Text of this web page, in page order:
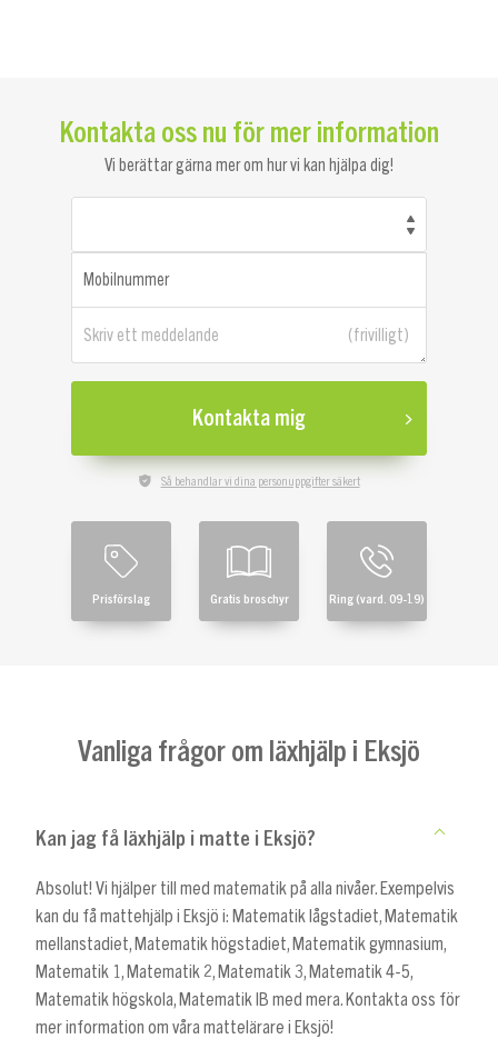
Kontakta oss nu för mer information
Vi berättar gärna mer om hur vi kan hjälpa dig!
Mobilnummer
Skriv ett meddelande
Kontakta mig
Så behandlar vi dina personuppgifter säkert
Prisförslag Gratis broschyr Ring (vard. 09-19)
Vanliga frågor om läxhjälp i Eksjö
Kan jag få läxhjälp i matte i Eksjö?
Absolut! Vi hjälper till med matematik på alla nivåer. Exempelvis
kan du få mattehjälp i Eksjö i: Matematik lågstadiet, Matematik
mellanstadiet, Matematik högstadiet, Matematik gymnasium,
Matematik 1, Matematik 2, Matematik 3, Matematik 4-5,
Matematik högskola, Matematik IB med mera. Kontakta oss för
mer information om våra mattelärare i Eksjö!